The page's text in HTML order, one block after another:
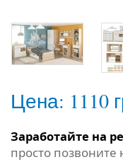
Цена: 1110
Заработайте на
просто позвоните